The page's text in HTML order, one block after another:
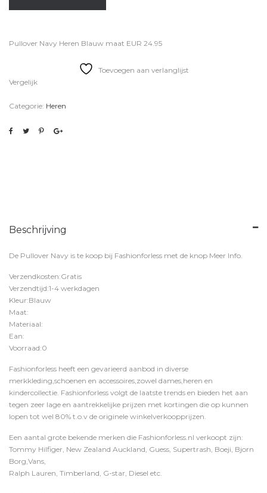
Pullover Navy Heren Blauw maat EUR 24.95
Toevoegen aan verlanglijst
Vergelijk
Categorie: Heren
Beschrijving
De Pullover Navy is te koop bij Fashionforless met de knop Meer Info.
Verzendkosten:Gratis
Verzendtijd:1-4 werkdagen
Kleur:Blauw
Maat:
Materiaal:
Ean:
Voorraad:0
Fashionforless heeft een gevarieerd aanbod in diverse
merkkleding,schoenen en accessoires,zowel dames,heren en
kindercollectie. Fashionforless volgt de laatste trends en bieden het aan
tegen zeer lage en aantrekkelijke prijzen met kortingen die op kunnen
lopen tot wel 80% t.o.v de originele winkelverkoopprijzen.
Een aantal grote bekende merken die Fashionforless.nl verkoopt zijn:
Tommy Hilfiger, New Zealand Auckland, Guess, Supertrash, Boeji, Bjorn
Borg,Vans,
Ralph Lauren, Timberland, G-star, Diesel etc.